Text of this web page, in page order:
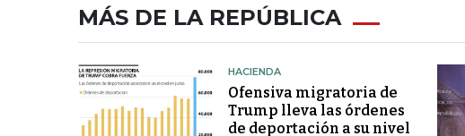
MÁS DE LA REPÚBLICA
HACIENDA
Ofensiva migratoria de
Trump lleva las órdenes
de deportación a su nivel